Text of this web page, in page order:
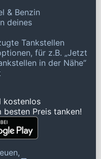
& Benzin
deines
Tankstellen
für z.B. „Jetzt
in der Nähe“
kostenlos
Preis tanken!